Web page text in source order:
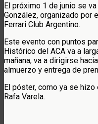
El próximo 1 de junio se
González, organizado por
Ferrari Club Argentino.
Este evento con puntos
Histórico del ACA va a
mañana, va a dirigirse
almuerzo y entrega de
El póster, como ya se
Rafa Varela.